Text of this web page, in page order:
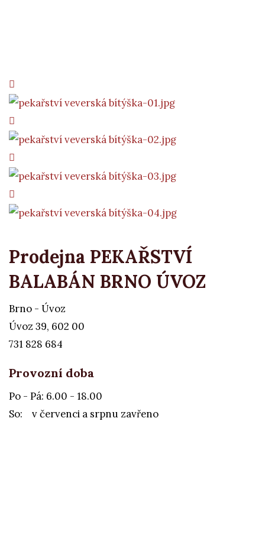
Prodejna PEKAŘSTVÍ
BALABÁN BRNO ÚVOZ
Brno - Úvoz
Úvoz 39, 602 00
731 828 684
Provozní doba
Po - Pá: 6.00 - 18.00
So: v červenci a srpnu zavřeno